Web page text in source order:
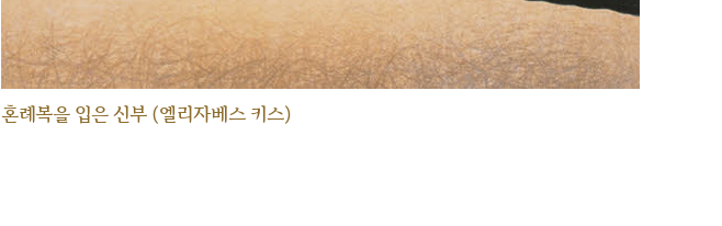
혼례복을 입은 신부 (엘리자베스 키스)